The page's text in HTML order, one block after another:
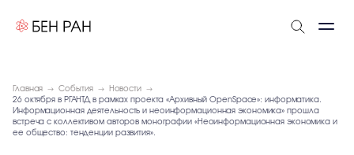
Главная События
Новости
26 октября в РГАНТД в рамках проекта «Архивный OpenSpace»: информатика.
Информационная деятельность и неоинформационная экономика» прошла
встреча с коллективом авторов монографии «Неоинформационная экономика и
ее общество: тенденции развития».